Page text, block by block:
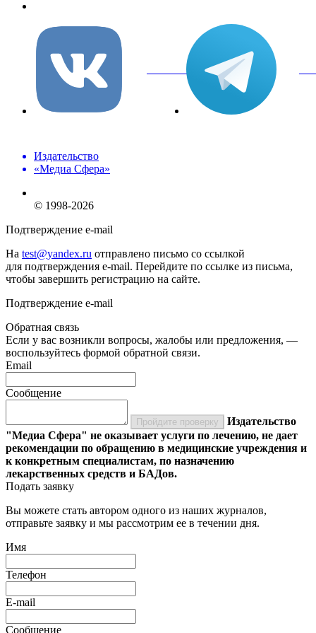
вКонтакте
Издательство
«Медиа Сфера»
© 1998-2026
Подтверждение e-mail
На test@yandex.ru отправлено письмо со ссылкой
для подтверждения e-mail. Перейдите по ссылке из письма,
чтобы завершить регистрацию на сайте.
Подтверждение e-mail
Обратная связь
Если у вас возникли вопросы, жалобы или предложения, —
воспользуйтесь формой обратной связи.
Email
Сообщение
Пройдите проверку
Издательство
"Медиа Сфера" не оказывает услуги по лечению, не дает
рекомендации по обращению в медицинские учреждения и
к конкретным специалистам, по назначению
лекарственных средств и БАДов.
Подать заявку
Вы можете стать автором одного из наших журналов,
отправьте заявку и мы рассмотрим ее в течении дня.
Имя
Телефон
E-mail
Сообщение